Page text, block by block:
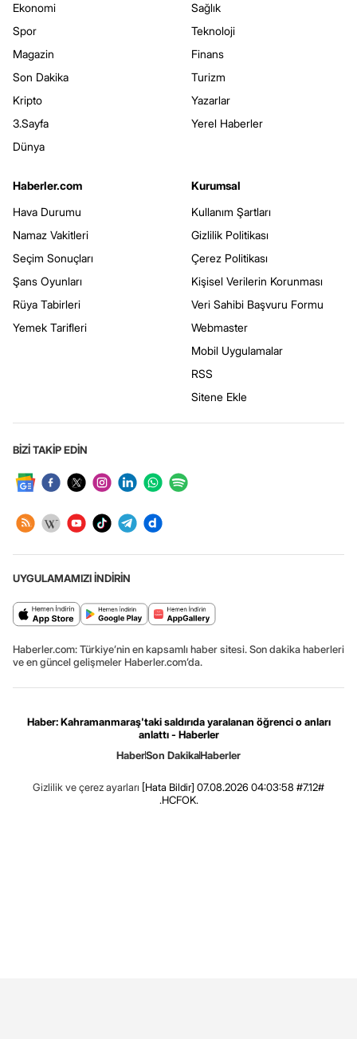
Ekonomi
Spor
Magazin
Son Dakika
Kripto
3.Sayfa
Dünya
Sağlık
Teknoloji
Finans
Turizm
Yazarlar
Yerel Haberler
Haberler.com
Hava Durumu
Namaz Vakitleri
Seçim Sonuçları
Şans Oyunları
Rüya Tabirleri
Yemek Tarifleri
Kurumsal
Kullanım Şartları
Gizlilik Politikası
Çerez Politikası
Kişisel Verilerin Korunması
Veri Sahibi Başvuru Formu
Webmaster
Mobil Uygulamalar
RSS
Sitene Ekle
BİZİ TAKİP EDİN
UYGULAMAMIZI İNDİRİN
Haberler.com: Türkiye’nin en kapsamlı haber sitesi. Son dakika haberleri
ve en güncel gelişmeler Haberler.com’da.
Haber: Kahramanmaraş'taki saldırıda yaralanan öğrenci o anları
anlattı - Haberler
HaberSon DakikaHaberler
Gizlilik ve çerez ayarları [Hata Bildir] 07.08.2026 04:03:58 #7.12#
.HCFOK.